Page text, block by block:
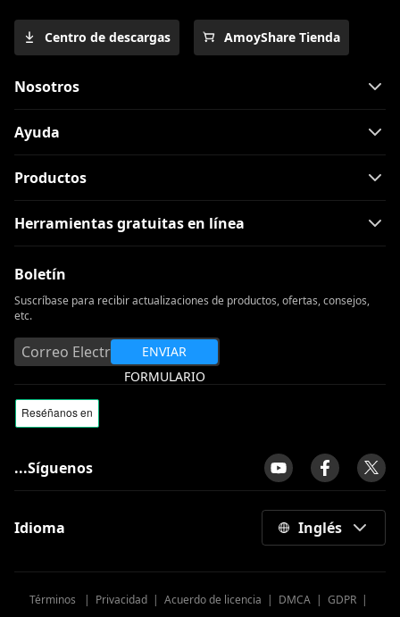
Centro de descargas AmoyShare Tienda
Nosotros
Ayuda
Productos
Herramientas gratuitas en línea
Boletín
Suscríbase para recibir actualizaciones de productos, ofertas, consejos,
etc.
ENVIAR
FORMULARIO
...Síguenos
Idioma Inglés
Términos | Privacidad | Acuerdo de licencia | DMCA | GDPR |